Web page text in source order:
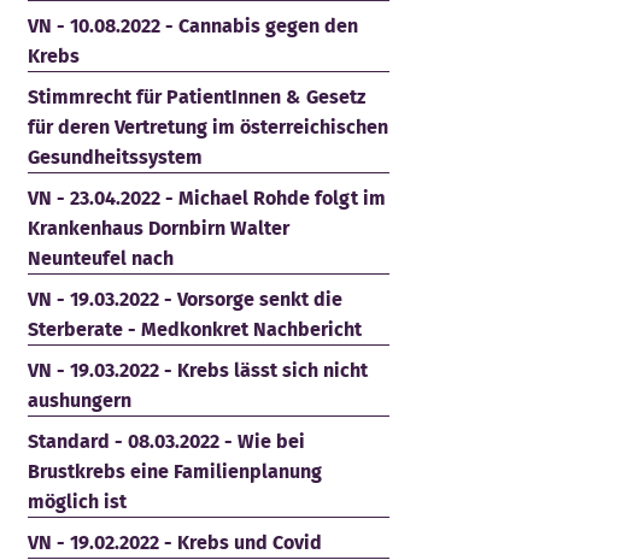
VN - 10.08.2022 - Cannabis gegen den
Krebs
Stimmrecht für PatientInnen & Gesetz
für deren Vertretung im österreichischen
Gesundheitssystem
VN - 23.04.2022 - Michael Rohde folgt im
Krankenhaus Dornbirn Walter
Neunteufel nach
VN - 19.03.2022 - Vorsorge senkt die
Sterberate - Medkonkret Nachbericht
VN - 19.03.2022 - Krebs lässt sich nicht
aushungern
Standard - 08.03.2022 - Wie bei
Brustkrebs eine Familienplanung
möglich ist
VN - 19.02.2022 - Krebs und Covid